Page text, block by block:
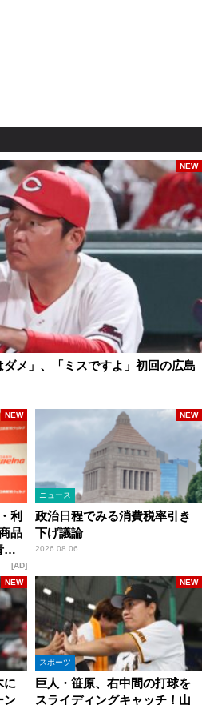
メ」、「ミスですよ」初回の広島
NEW
利
品
の
NEW
AD
ニュース
政治日程でみる消費税率引き
下げ議論
2026.08.06
NEW
に
ン
NEW
スポーツ
巨人・笹原、右中間の打球を
スライディングキャッチ！山
NEW